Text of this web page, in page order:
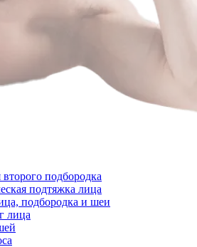
подбородка
подтяжка лица
подбородка и шеи
лица